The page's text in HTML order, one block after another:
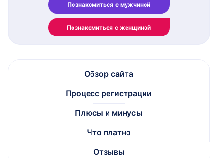
Познакомиться с мужчиной
Познакомиться с женщиной
Обзор сайта
Процесс регистрации
Плюсы и минусы
Что платно
Отзывы